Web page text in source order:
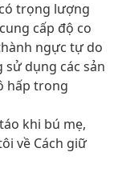
trọng lượng
cấp độ co
ngực tự do
dụng các sản
hấp trong
khi bú mẹ,
về Cách giữ